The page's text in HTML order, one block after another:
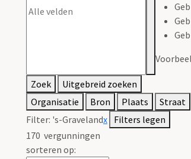
Zoek
Uitgebreid zoeken
Organisatie
Bron Plaats Straat
Filter: 's-Gravelandx Filters legen
170 vergunningen
sorteren op: